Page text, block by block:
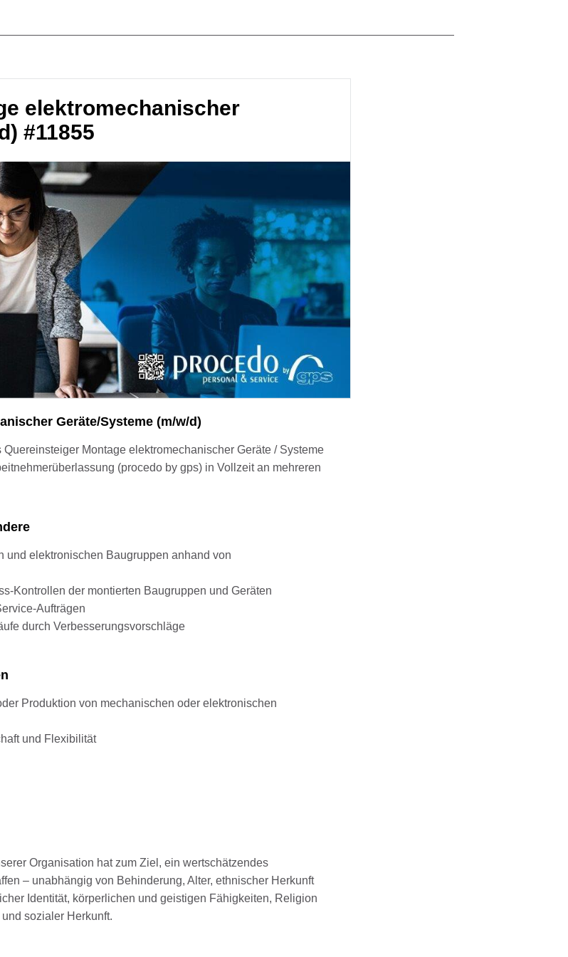
elektromechanischer
#11855
Geräte/Systeme (m/w/d)
Montage elektromechanischer Geräte / Systeme
(procedo by gps) in Vollzeit an mehreren
und elektronischen Baugruppen anhand von
Kontrollen der montierten Baugruppen und Geräten
Aufträgen
durch Verbesserungsvorschläge
Produktion von mechanischen oder elektronischen
und Flexibilität
Organisation hat zum Ziel, ein wertschätzendes
– unabhängig von Behinderung, Alter, ethnischer Herkunft
Identität, körperlichen und geistigen Fähigkeiten, Religion
sozialer Herkunft.